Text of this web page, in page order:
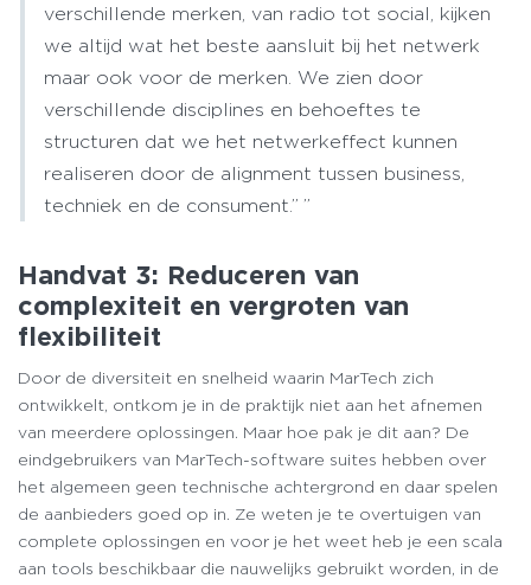
verschillende merken, van radio tot social, kijken
we altijd wat het beste aansluit bij het netwerk
maar ook voor de merken. We zien door
verschillende disciplines en behoeftes te
structuren dat we het netwerkeffect kunnen
realiseren door de alignment tussen business,
techniek en de consument.”
Handvat 3: Reduceren van
complexiteit en vergroten van
flexibiliteit
Door de diversiteit en snelheid waarin MarTech zich
ontwikkelt, ontkom je in de praktijk niet aan het afnemen
van meerdere oplossingen. Maar hoe pak je dit aan? De
eindgebruikers van MarTech-software suites hebben over
het algemeen geen technische achtergrond en daar spelen
de aanbieders goed op in. Ze weten je te overtuigen van
complete oplossingen en voor je het weet heb je een scala
aan tools beschikbaar die nauwelijks gebruikt worden, in de